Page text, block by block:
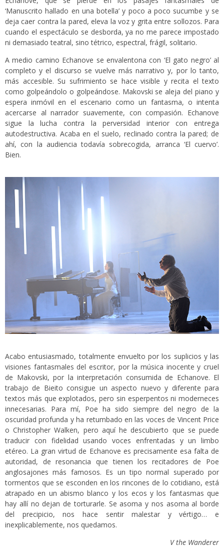
‘Manuscrito hallado en una botella’ y poco a poco sucumbe y se
deja caer contra la pared, eleva la voz y grita entre sollozos. Para
cuando el espectáculo se desborda, ya no me parece impostado
ni demasiado teatral, sino tétrico, espectral, frágil, solitario.
A medio camino Echanove se envalentona con ‘El gato negro’ al
completo y el discurso se vuelve más narrativo y, por lo tanto,
más accesible. Su sufrimiento se hace visible y recita el texto
como golpeándolo o golpeándose. Makovski se aleja del piano y
espera inmóvil en el escenario como un fantasma, o intenta
acercarse al narrador suavemente, con compasión. Echanove
sigue la lucha contra la perversidad interior con entrega
autodestructiva. Acaba en el suelo, reclinado contra la pared; de
ahí, con la audiencia todavía sobrecogida, arranca ‘El cuervo’.
Bien.
Acabo entusiasmado, totalmente envuelto por los suplicios y las
visiones fantasmales del escritor, por la música inocente y cruel
de Makovski, por la interpretación consumida de Echanove. El
trabajo de Bieito consigue un aspecto nuevo y diferente para
textos más que explotados, pero sin esperpentos ni moderneces
innecesarias. Para mí, Poe ha sido siempre del negro de la
oscuridad profunda y ha retumbado en las voces de Vincent Price
o Christopher Walken, pero aquí he descubierto que se puede
traducir con fidelidad usando voces enfrentadas y un limbo
etéreo. La gran virtud de Echanove es precisamente esa falta de
autoridad, de resonancia que tienen los recitadores de Poe
anglosajones más famosos. Es un tipo normal superado por
tormentos que se esconden en los rincones de lo cotidiano, está
atrapado en un abismo blanco y los ecos y los fantasmas que
hay allí no dejan de torturarle. Se asoma y nos asoma al borde
del precipicio, nos hace sentir malestar y vértigo… e
inexplicablemente, nos quedamos.
V the Wanderer